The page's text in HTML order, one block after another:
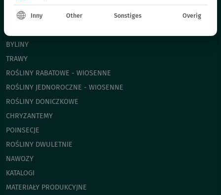
OFERTA
BYLINY
TRAWY
ROŚLINY RABATOWE - WIOSENNE
ROŚLINY JEDNOROCZNE - WIOSENNE
ROŚLINY DONICZKOWE
CHRYZANTEMY
POINSECJE
ROŚLINY DWULETNIE
NAWOZY
KATALOGI
MATERIAŁY PRODUKCYJNE
Inny Other Sonstiges Overig